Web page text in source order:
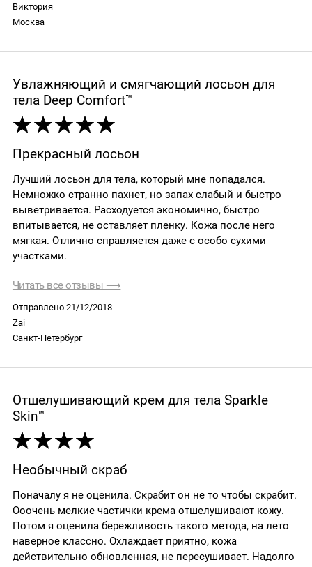
Виктория
Москва
Увлажняющий и смягчающий лосьон для
тела Deep Comfort™
Прекрасный лосьон
Лучший лосьон для тела, который мне попадался.
Немножко странно пахнет, но запах слабый и быстро
выветривается. Расходуется экономично, быстро
впитывается, не оставляет пленку. Кожа после него
мягкая. Отлично справляется даже с особо сухими
участками.
Читать все отзывы ⟶
Отправлено 21/12/2018
Zai
Санкт-Петербург
Отшелушивающий крем для тела Sparkle
Skin™
Необычный скраб
Поначалу я не оценила. Скрабит он не то чтобы скрабит.
Ооочень мелкие частички крема отшелушивают кожу.
Потом я оценила бережливость такого метода, на лето
наверное классно. Охлаждает приятно, кожа
действительно обновленная, не пересушивает. Надолго